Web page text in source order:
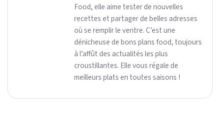
Food, elle aime tester de nouvelles
recettes et partager de belles adresses
où se remplir le ventre. C’est une
dénicheuse de bons plans food, toujours
à l’affût des actualités les plus
croustillantes. Elle vous régale de
meilleurs plats en toutes saisons !